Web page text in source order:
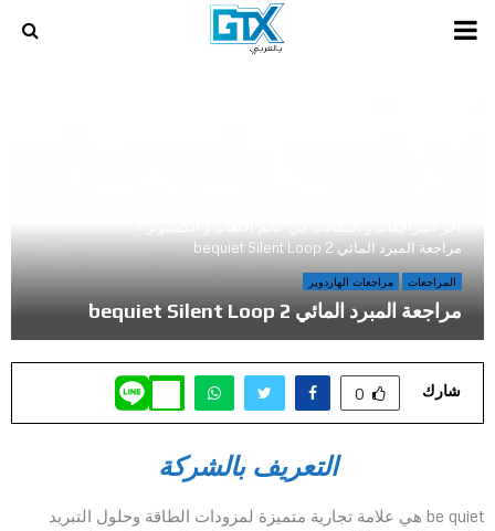
PRIMARY
مراجعة المبرد المائي bequiet Silent Loop 2
المراجعات مراجعات الهاردوير
مراجعة المبرد المائي bequiet Silent Loop 2
شارك 0
التعريف بالشركة
be quiet هي علامة تجارية متميزة لمزودات الطاقة وحلول التبريد